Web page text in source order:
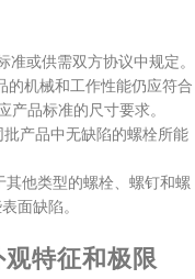
或供需双方协议中规定。
的机械和工作性能仍应符合
品标准的尺寸要求。
产品中无缺陷的螺栓所能
他类型的螺栓、螺钉和螺
面缺陷。
特征和极限